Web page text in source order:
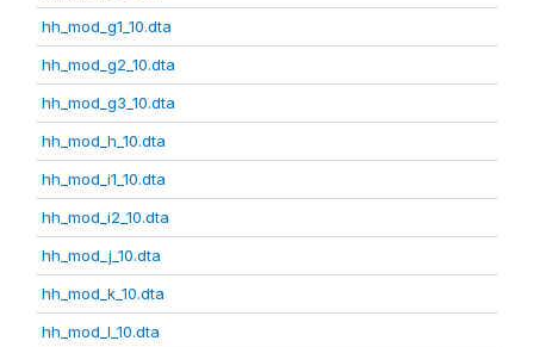
hh_mod_g1_10.dta
hh_mod_g2_10.dta
hh_mod_g3_10.dta
hh_mod_h_10.dta
hh_mod_i1_10.dta
hh_mod_i2_10.dta
hh_mod_j_10.dta
hh_mod_k_10.dta
hh_mod_l_10.dta